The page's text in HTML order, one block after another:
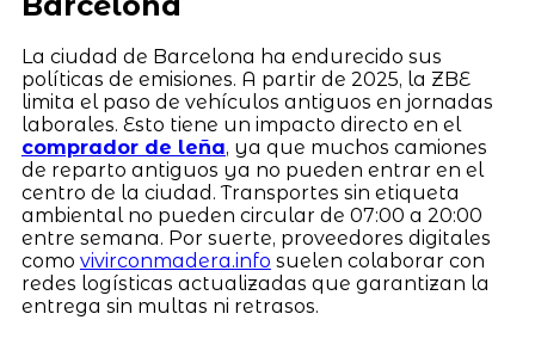
La ciudad de Barcelona ha endurecido sus
políticas de emisiones. A partir de 2025, la ZBE
limita el paso de vehículos antiguos en jornadas
laborales. Esto tiene un impacto directo en el
comprador de leña, ya que muchos camiones
de reparto antiguos ya no pueden entrar en el
centro de la ciudad. Transportes sin etiqueta
ambiental no pueden circular de 07:00 a 20:00
entre semana. Por suerte, proveedores digitales
como vivirconmadera.info suelen colaborar con
redes logísticas actualizadas que garantizan la
entrega sin multas ni retrasos.